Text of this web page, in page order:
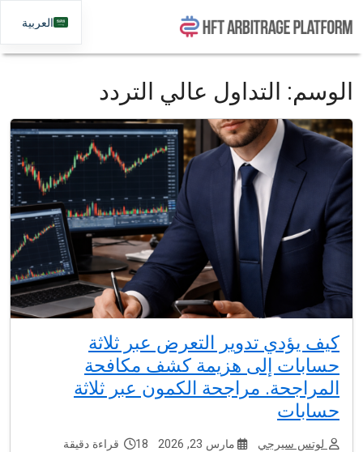
الوسم: التداول عالي التردد
كيف يؤدي تدوير التعرض عبر ثلاثة
حسابات إلى هزيمة كشف مكافحة
المراجحة. مراجحة الكمون عبر ثلاثة
حسابات
لوتس سيرجي مارس 23, 2026 18 قراءة دقيقة
العربية